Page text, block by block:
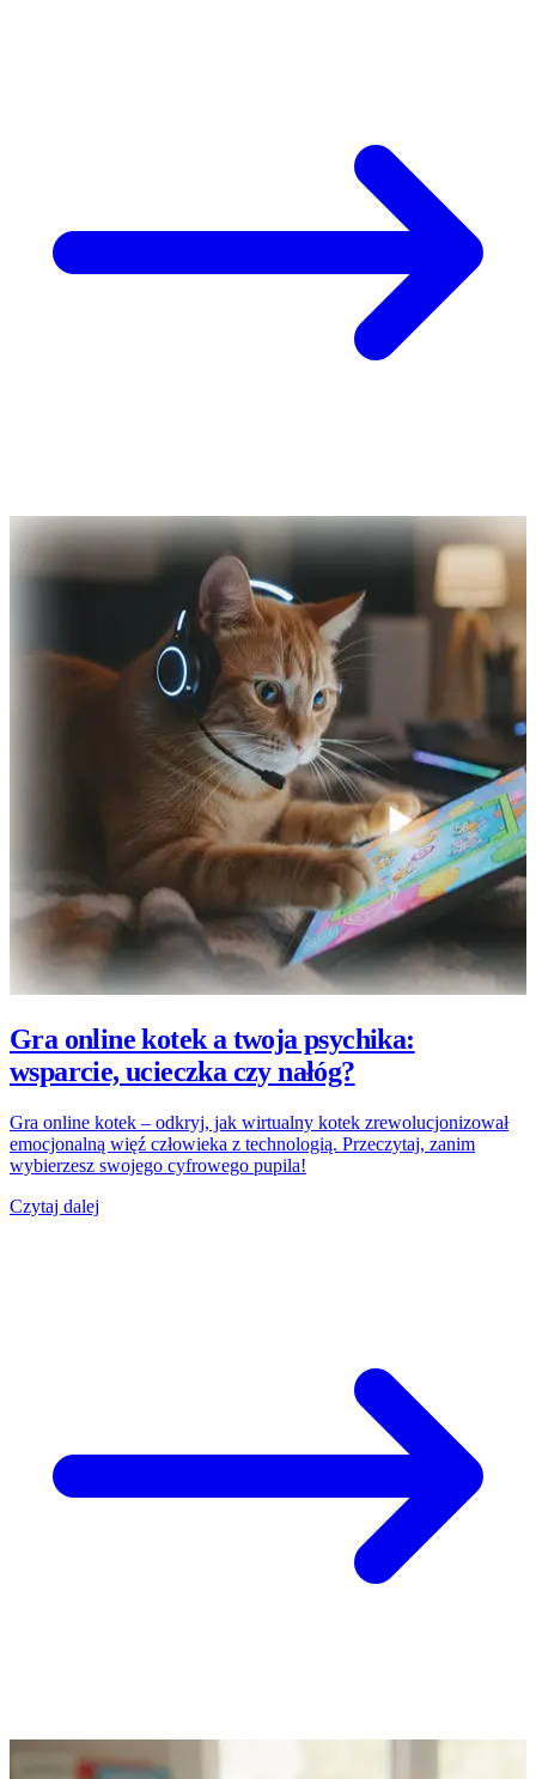
Gra online kotek a twoja psychika:
wsparcie, ucieczka czy nałóg?
Gra online kotek – odkryj, jak wirtualny kotek zrewolucjonizował
emocjonalną więź człowieka z technologią. Przeczytaj, zanim
wybierzesz swojego cyfrowego pupila!
Czytaj dalej